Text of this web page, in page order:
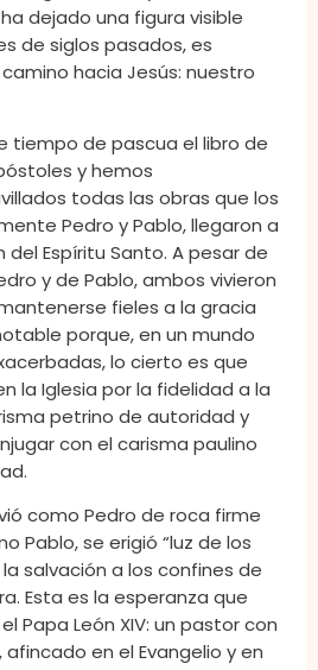
dejado una figura visible
de siglos pasados, es
hacia Jesús: nuestro
tiempo de pascua el libro de
y hemos
todas las obras que los
Pedro y Pablo, llegaron a
del Espíritu Santo. A pesar de
y de Pablo, ambos vivieron
fieles a la gracia
porque, en un mundo
lo cierto es que
la Iglesia por la fidelidad a la
petrino de autoridad y
con el carisma paulino
como Pedro de roca firme
Pablo, se erigió “luz de los
salvación a los confines de
Esta es la esperanza que
Papa León XIV: un pastor con
en el Evangelio y en